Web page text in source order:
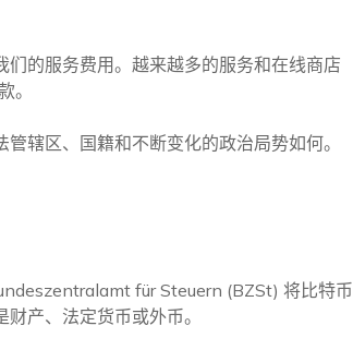
的服务费用。越来越多的服务和在线商店
。
辖区、国籍和不断变化的政治局势如何。
für Steuern (BZSt) 将比特币
产、法定货币或外币。